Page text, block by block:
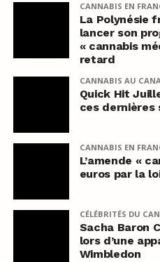
CANNABIS EN
La Polynésie
lancer son
« cannabis
retard
CANNABIS AU
Quick Hit
ces dernières
CANNABIS EN
L’amende «
euros par la
CÉLÉBRITÉS DU
Sacha Baron
lors d’une
Wimbledon